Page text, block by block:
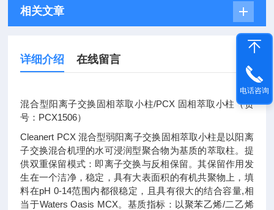
相关文章
详细介绍 在线留言
混合型阳离子交换固相萃取小柱/PCX 固相萃取小柱（货
号：PCX1506）
Cleanert PCX 混合型弱阳离子交换固相萃取小柱是以阳离
子交换混合机理的水可浸润型聚合物为基质的萃取柱。提
供双重保留模式：即离子交换与反相保留。其保留作用发
生在一个洁净，稳定，具有大表面积的有机共聚物上，填
料在pH 0-14范围内都很稳定，且具有很大的结合容量,相
当于Waters Oasis MCX。基质指标：以聚苯乙烯/二乙烯
电话咨询